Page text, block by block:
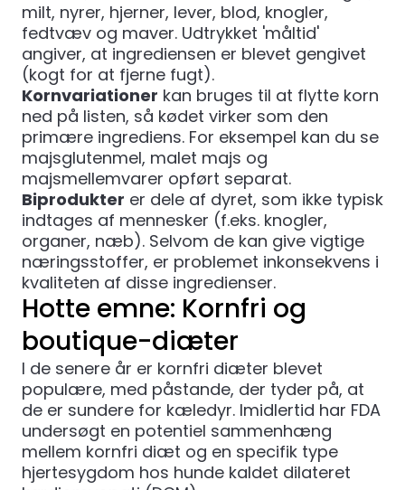
milt, nyrer, hjerner, lever, blod, knogler,
fedtvæv og maver. Udtrykket 'måltid'
angiver, at ingrediensen er blevet gengivet
(kogt for at fjerne fugt).
Kornvariationer kan bruges til at flytte korn
ned på listen, så kødet virker som den
primære ingrediens. For eksempel kan du se
majsglutenmel, malet majs og
majsmellemvarer opført separat.
Biprodukter er dele af dyret, som ikke typisk
indtages af mennesker (f.eks. knogler,
organer, næb). Selvom de kan give vigtige
næringsstoffer, er problemet inkonsekvens i
kvaliteten af ​​disse ingredienser.
Hotte emne: Kornfri og
boutique-diæter
I de senere år er kornfri diæter blevet
populære, med påstande, der tyder på, at
de er sundere for kæledyr. Imidlertid har FDA
undersøgt en potentiel sammenhæng
mellem kornfri diæt og en specifik type
hjertesygdom hos hunde kaldet dilateret